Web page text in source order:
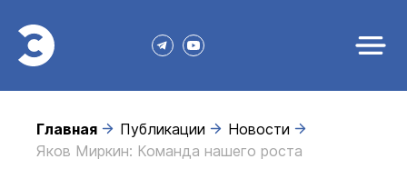
Главная Публикации
Новости
Яков Миркин: Команда нашего роста